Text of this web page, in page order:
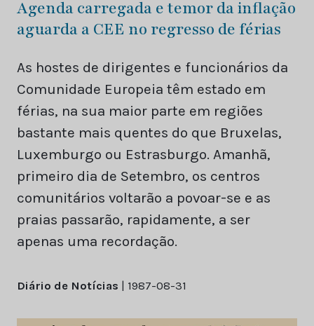
Agenda carregada e temor da inflação
aguarda a CEE no regresso de férias
As hostes de dirigentes e funcionários da
Comunidade Europeia têm estado em
férias, na sua maior parte em regiões
bastante mais quentes do que Bruxelas,
Luxemburgo ou Estrasburgo. Amanhã,
primeiro dia de Setembro, os centros
comunitários voltarão a povoar-se e as
praias passarão, rapidamente, a ser
apenas uma recordação.
Diário de Notícias | 1987-08-31